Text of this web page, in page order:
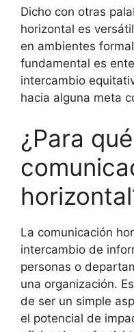
Dicho con otras
horizontal es
en ambientes
fundamental es
intercambio
hacia alguna meta
¿Para
La comunicación
intercambio de
personas o
una organización.
de ser un simple
el potencial de